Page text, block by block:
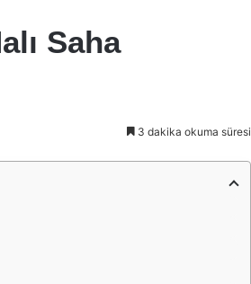
Saha
3 dakika okuma süresi